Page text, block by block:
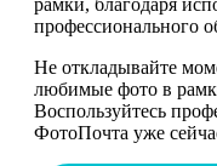
рамки, благодаря
профессионального
Не откладывайте
любимые фото в
Воспользуйтесь
ФотоПочта уже